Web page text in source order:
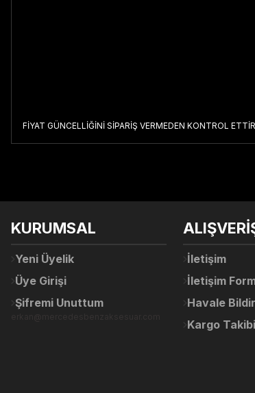
FİYAT GÜNCELLİĞİNİ SİPARİŞ VERMEDEN KONTROL
Ürün açıklamasında eksik bilgiler bulunuyor.
Bu ürüne benzer farklı alternatifler olmalı.
KURUMSAL
Yeni Üyelik
Üye Girişi
Şifremi Unuttum
İletişim
İletişim
Havale
Kargo Takibi